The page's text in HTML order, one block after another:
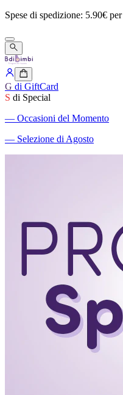
Spese di spedizione: 5.90€ per
G di GiftCard
S di Special
― Occasioni del Momento
― Selezione di Agosto